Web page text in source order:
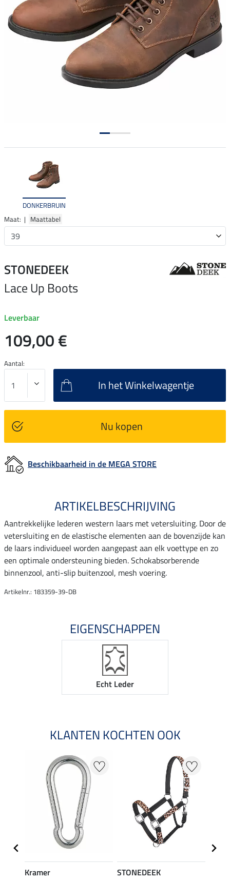
DONKERBRUIN
Maat: | Maattabel
STONEDEEK
Lace Up Boots
Leverbaar
109,00 €
Aantal:
In het Winkelwagentje
Nu kopen
Beschikbaarheid in de MEGA STORE
ARTIKELBESCHRIJVING
Aantrekkelijke lederen western laars met vetersluiting. Door de
vetersluiting en de elastische elementen aan de bovenzijde kan
de laars individueel worden aangepast aan elk voettype en zo
een optimale ondersteuning bieden. Schokabsorberende
binnenzool, anti-slip buitenzool, mesh voering.
Artikelnr.: 183359-39-DB
EIGENSCHAPPEN
Echt Leder
KLANTEN KOCHTEN OOK
Kramer
STONEDEEK